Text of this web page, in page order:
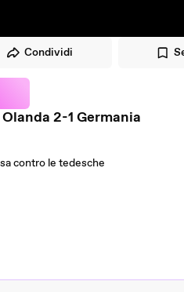
Condividi
2-1 Germania
contro le tedesche